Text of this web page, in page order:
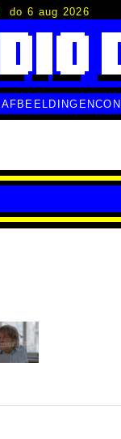
do 6 aug 2026
AFBEELDINGEN